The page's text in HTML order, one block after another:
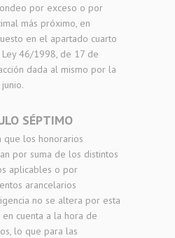
por exceso o por
más próximo, en
en el apartado cuarto
46/1998, de 17 de
dada al mismo por la
SÉPTIMO
que los honorarios
por suma de los distintos
aplicables o por
arancelarios
no se altera por esta
cuenta a la hora de
lo que para las